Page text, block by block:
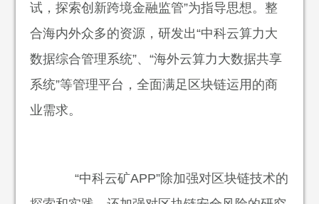
试，探索创新跨境金融监管”为指导思想。整
合海内外众多的资源，研发出“中科云算力大
数据综合管理系统”、“海外云算力大数据共享
系统”等管理平台，全面满足区块链运用的商
业需求。
“中科云矿APP”除加强对区块链技术的